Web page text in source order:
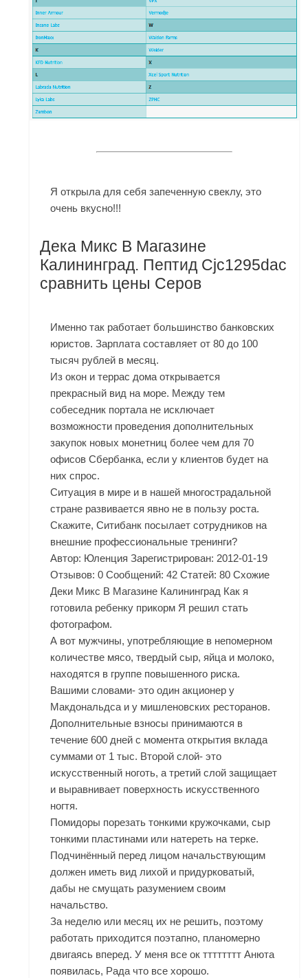
Я открыла для себя запеченную свеклу, это
очень вкусно!!!
Дека Микс В Магазине
Калининград. Пептид Cjc1295dac
сравнить цены Серов
Именно так работает большинство банковских
юристов. Зарплата составляет от 80 до 100
тысяч рублей в месяц.
Из окон и террас дома открывается
прекрасный вид на море. Между тем
собеседник портала не исключает
возможности проведения дополнительных
закупок новых монетниц более чем для 70
офисов Сбербанка, если у клиентов будет на
них спрос.
Ситуация в мире и в нашей многострадальной
стране развивается явно не в пользу роста.
Скажите, Ситибанк посылает сотрудников на
внешние профессиональные тренинги?
Автор: Юленция Зарегистрирован: 2012-01-19
Отзывов: 0 Сообщений: 42 Статей: 80 Схожие
Деки Микс В Магазине Калининград Как я
готовила ребенку прикорм Я решил стать
фотографом.
А вот мужчины, употребляющие в непомерном
количестве мясо, твердый сыр, яйца и молоко,
находятся в группе повышенного риска.
Вашими словами- это один акционер у
Макдональдса и у мишленовских ресторанов.
Дополнительные взносы принимаются в
течение 600 дней с момента открытия вклада
суммами от 1 тыс. Второй слой- это
искусственный ноготь, а третий слой защищает
и выравнивает поверхность искусственного
ногтя.
Помидоры порезать тонкими кружочками, сыр
тонкими пластинами или натереть на терке.
Подчинённый перед лицом начальствующим
должен иметь вид лихой и придурковатый,
дабы не смущать разумением своим
начальство.
За неделю или месяц их не решить, поэтому
работать приходится поэтапно, планомерно
двигаясь вперед. У меня все ок тттттттт Анюта
появилась, Рада что все хорошо.